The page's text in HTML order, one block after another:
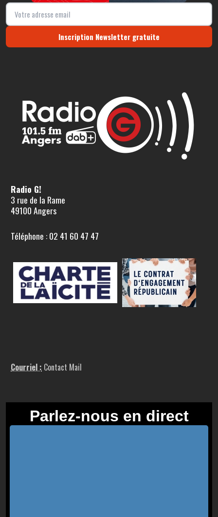
Inscription Newsletter gratuite
Radio G!
3 rue de la Rame
49100 Angers
Téléphone : 02 41 60 47 47
Courriel : Contact Mail